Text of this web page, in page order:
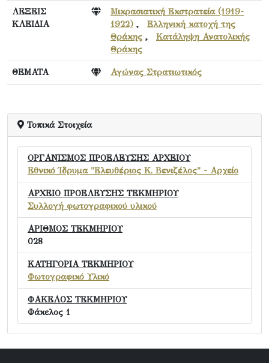
ΛΕΞΕΙΣ
ΚΛΕΙΔΙΑ
Μικρασιατική Εκστρατεία (1919-
1922) , Ελληνική κατοχή της
Θράκης , Κατάληψη Ανατολικής
Θράκης
ΘΕΜΑΤΑ Αγώνας Στρατιωτικός
Τοπικά Στοιχεία
ΟΡΓΑΝΙΣΜΟΣ ΠΡΟΕΛΕΥΣΗΣ ΑΡΧΕΙΟΥ
Εθνικό Ίδρυμα "Ελευθέριος Κ. Βενιζέλος" - Αρχείο
ΑΡΧΕΙΟ ΠΡΟΕΛΕΥΣΗΣ ΤΕΚΜΗΡΙΟΥ
Συλλογή φωτογραφικού υλικού
ΑΡΙΘΜΟΣ ΤΕΚΜΗΡΙΟΥ
028
ΚΑΤΗΓΟΡΙΑ ΤΕΚΜΗΡΙΟΥ
Φωτογραφικό Υλικό
ΦΑΚΕΛΟΣ ΤΕΚΜΗΡΙΟΥ
Φάκελος 1